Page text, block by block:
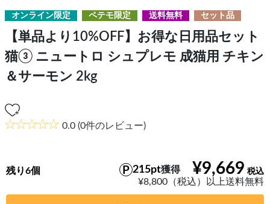
オンライン限定 ペテモ限定 送料無料 セット品
【単品より10%OFF】お得な日用品セット
猫③ ニュートロ シュプレモ 成猫用 チキン
＆サーモン 2kg
0.0 (0件のレビュー)
¥9,669
215pt獲得
¥8,800（税込）以上送料無料
残り6個